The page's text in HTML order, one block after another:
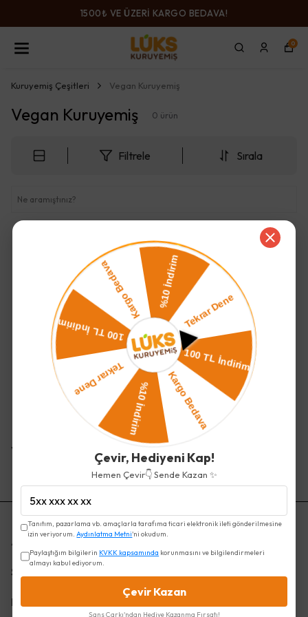
1500₺ VE ÜZERİ KARGO BEDAVA!
0
Kuruyemiş Çeşitleri Vegan Kuruyemiş
Vegan Kuruyemiş 0 ürün
Filtrele Sırala
Aradığınız ürün bulunamadı
Vegan Kuruyemiş
Ana Kategoriler
Sözleşmeler
Bağlantılar
Çevir, Hediyeni Kap!
Hemen Çevir👇 Sende Kazan ✨
Tanıtım, pazarlama vb. amaçlarla tarafıma ticari elektronik ileti gönderilmesine
izin veriyorum.Aydınlatma Metni'ni okudum.
Paylaştığım bilgilerin KVKK kapsamında korunmasını ve bilgilendirmeleri
almayı kabul ediyorum.
Çevir Kazan
Şans Çarkı'ndan Hediye Kazanma Fırsatı!